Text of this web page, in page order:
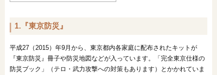
1.『東京防災』
平成27（2015）年9月から、東京都内各家庭に配布されたキットが
『東京防災』冊子や防災地図などが入っています。「完全東京仕様の
防災ブック」（テロ・武力攻撃への対策もあります）とかかれていま